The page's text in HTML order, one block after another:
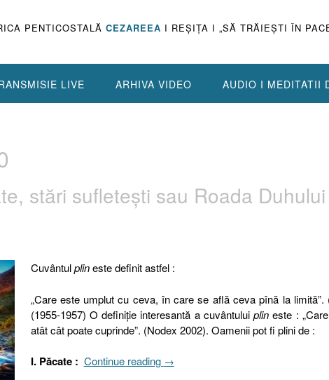
PENTICOSTALĂ CEZAREEA I REŞIŢA I „SĂ TRĂIEŞTI ÎN
LIVE ARHIVA VIDEO AUDIO I MEDITATII
stări sufleteşti sau Roada Duhului
Cuvântulplineste definit astfel :
„Care este umplut cu ceva, în care se află ceva pînă la limită”.
(1955-1957) O definiţie interesantă a cuvântuluiplin este :
atât cât poate cuprinde”. (Nodex 2002). Oamenii pot fi plini de :
I. Păcate : Continue reading „Plin.
→